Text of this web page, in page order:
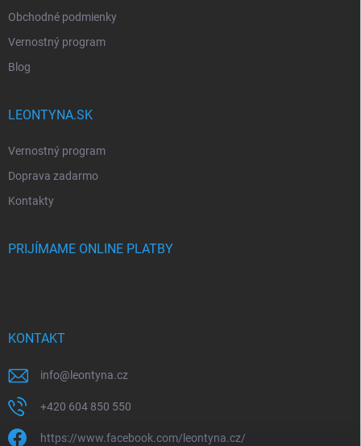
Obchodné podmienky
Vernostný program
Blog
LEONTYNA.SK
Vernostný program
Doprava zadarmo
Kontakty
PRIJÍMAME ONLINE PLATBY
KONTAKT
info@ leontyna.cz
+420 604 850 550
https://www.facebook.com/leontyna.cz/